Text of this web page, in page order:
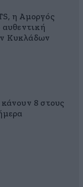
η Αμοργός
αυθεντική
Κυκλάδων
8 στους